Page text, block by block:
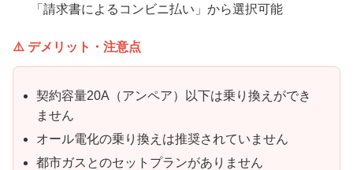
「請求書によるコンビニ払い」から選択可能
⚠️ デメリット・注意点
契約容量20A（アンペア）以下は乗り換えができ
ません
オール電化の乗り換えは推奨されていません
都市ガスとのセットプランがありません